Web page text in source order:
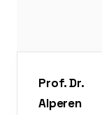
Prof. Dr.
Alperen